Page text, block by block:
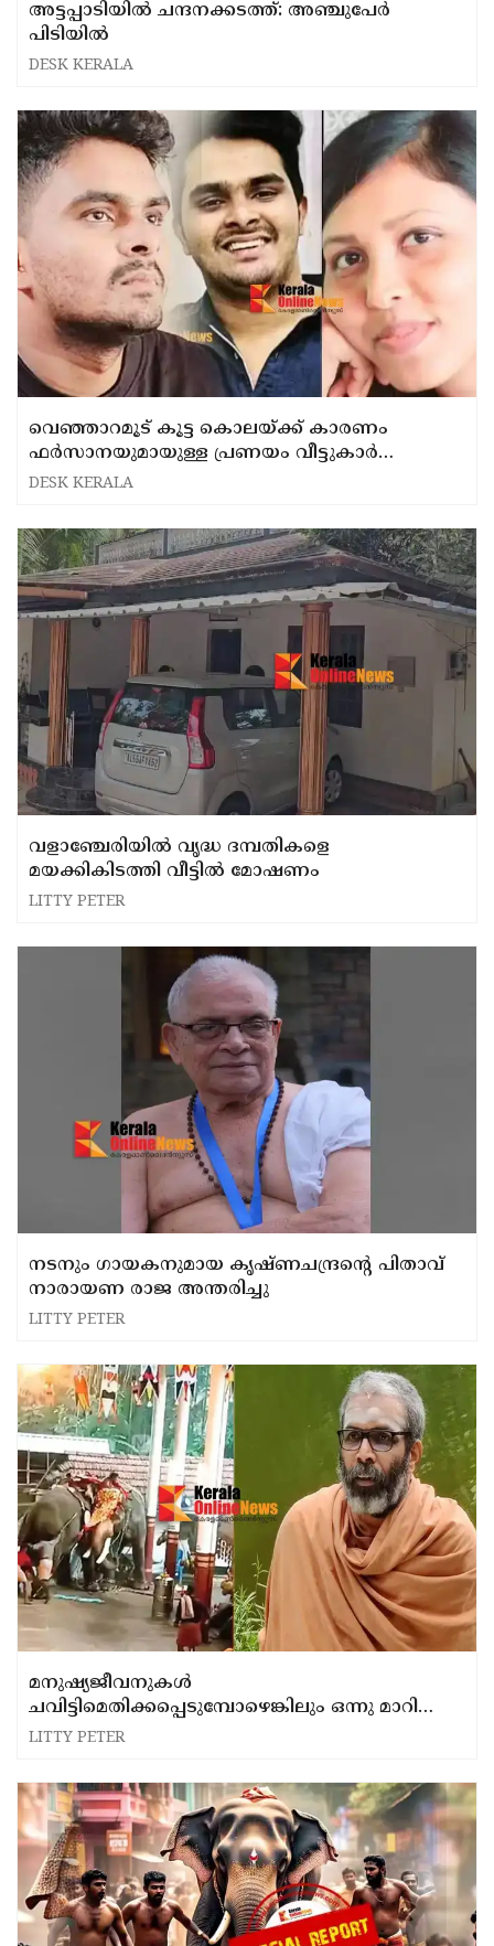
അട്ടപ്പാടിയില്‍ ചന്ദനക്കടത്ത്: അഞ്ചുപേര്‍
പിടിയില്‍
DESK KERALA
വെ‍ഞ്ഞാറമൂട് കൂട്ട കൊലയ്ക്ക് കാരണം
ഫര്‍സാനയുമായുള്ള പ്രണയം വീട്ടുകാര്‍
അംഗീകരിക്കാത്തത്....?
DESK KERALA
വളാഞ്ചേരിയില്‍ വൃദ്ധ ദമ്പതികളെ
മയക്കികിടത്തി വീട്ടില്‍ മോഷണം
LITTY PETER
നടനും ഗായകനുമായ കൃഷ്ണചന്ദ്രന്റെ പിതാവ്
നാരായണ രാജ അന്തരിച്ചു
LITTY PETER
മനുഷ്യജീവനുകള്‍
ചവിട്ടിമെതിക്കപ്പെടുമ്പോഴെങ്കിലും ഒന്നു മാറി
ചിന്തിച്ചുകൂടേ?; ക്ഷേത്രങ്ങളിലെ അശാസ്ത്രീയ
LITTY PETER